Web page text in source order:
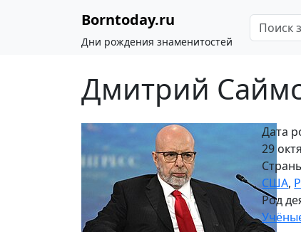
Borntoday.ru
Дни рождения знаменитостей
Дмитрий
Дата
29
США,
Род